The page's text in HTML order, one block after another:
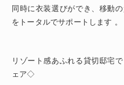
同時に衣装選びができ、移動
をトータルでサポートします 。
リゾート感あふれる貸切邸宅
ェア◇